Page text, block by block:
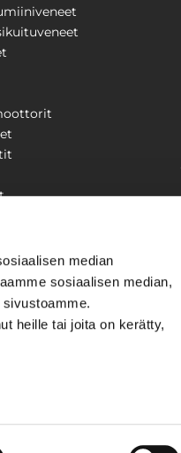
median
sosiaalisen median,
heille tai joita on kerätty,